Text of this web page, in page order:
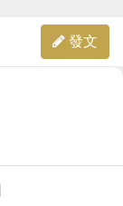
發文